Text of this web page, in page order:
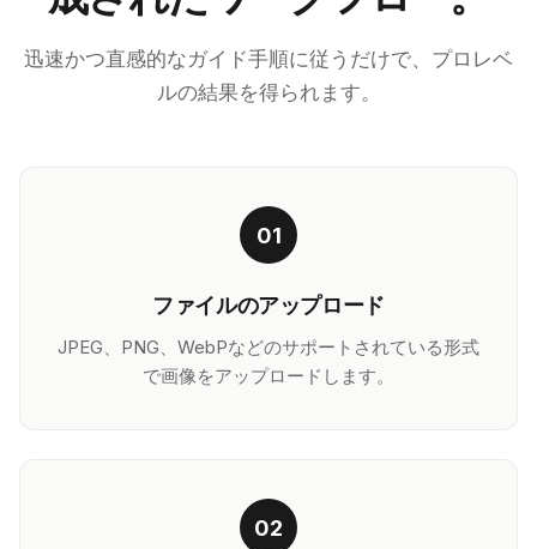
迅速かつ直感的なガイド手順に従うだけで、プロレベ
ルの結果を得られます。
01
ファイルのアップロード
JPEG、PNG、WebPなどのサポートされている形式
で画像をアップロードします。
02